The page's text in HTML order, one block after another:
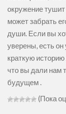
окружение тушит
может забрать
души. Если вы
уверены, есть он
краткую
что вы дали нам
будущем .
(Пока